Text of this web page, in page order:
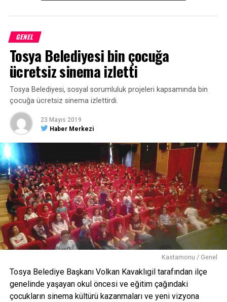
olsun. Siz nasıl bir oğlunuzu seviyorsanız beni de bir
oğlunu olarak görün. Bizlere bu güzel geceyi
düzenlememizde katkısı bulunan Kastamonulu iş
adamımız Sn. Cengiz Aygün’e teşekkürlerimi sunuyorum”
diye konuştu.
MHP Kastamonu İl Başkanı Yüksel Aydın da, “Bu güzel
akşamı düzenleyen herkesin emeğine sağlık” dedi.
GENEL
Tosya Belediyesi bin çocuğa
ücretsiz sinema izletti
Tosya Belediyesi, sosyal sorumluluk projeleri kapsamında bin
çocuğa ücretsiz sinema izlettirdi.
23 Mayıs 2019
Haber Merkezi
Kastamonu / Genel
Tosya Belediye Başkanı Volkan Kavaklıgil tarafından ilçe
genelinde yaşayan okul öncesi ve eğitim çağındaki
çocukların sinema kültürü kazanmaları ve yeni vizyona